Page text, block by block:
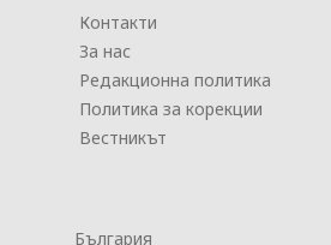
Контакти
За нас
Редакционна политика
Политика за корекции
Вестникът
България